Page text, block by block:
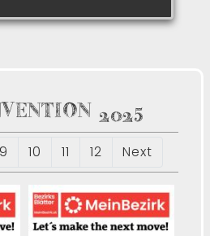
2025
9 10 11 12 Next